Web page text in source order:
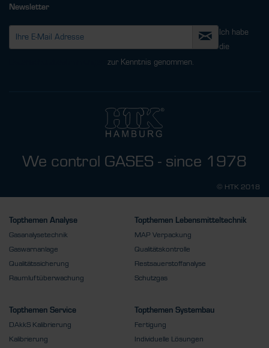
Newsletter
Ich habe
die
zur Kenntnis genommen.
We control GASES - since 1978
© HTK 2018
Topthemen Analyse
Gasanalysetechnik
Gaswarnanlage
Qualitätssicherung
Raumluftüberwachung
Topthemen Lebensmitteltechnik
MAP Verpackung
Qualitätskontrolle
Restsauerstoffanalyse
Schutzgas
Topthemen Service
DAkkS Kalibrierung
Kalibrierung
Topthemen Systembau
Fertigung
Individuelle Lösungen